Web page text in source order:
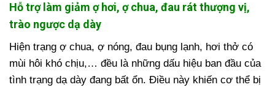
Hỗ trợ làm giảm ợ hơi, ợ chua, đau rát thượng vị,
trào ngược dạ dày
Hiện trạng ợ chua, ợ nóng, đau bụng lạnh, hơi thở có
mùi hôi khó chịu,… đều là những dấu hiệu ban đầu của
tình trạng dạ dày đang bất ổn. Điều này khiến cơ thể bị